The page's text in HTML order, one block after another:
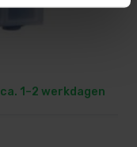
ca. 1–2 werkdagen